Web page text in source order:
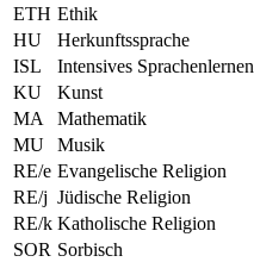
ETH Ethik
HU
Herkunftssprache
ISL
Intensives Sprachenlernen
KU
Kunst
MA
Mathematik
MU
Musik
RE/e Evangelische Religion
RE/j Jüdische Religion
RE/k Katholische Religion
SOR Sorbisch